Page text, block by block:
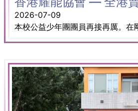
2026-07-09